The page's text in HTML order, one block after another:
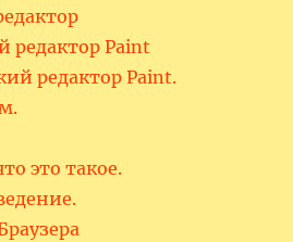
редактор Paint
редактор Paint.
это такое.